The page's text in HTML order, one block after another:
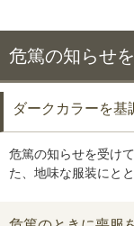
危篤の知らせ
ダークカラーを基
危篤の知らせを受け
た、地味な服装にと